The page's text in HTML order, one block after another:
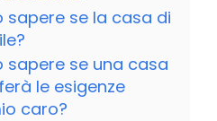
sapere se la casa di
sapere se una casa
le esigenze
caro?